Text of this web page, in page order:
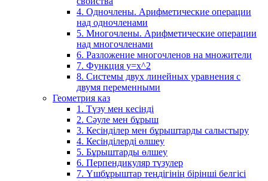
4. Одночлены. Арифметические операции
над одночленами
5. Многочлены. Арифметические операции
над многочленами
6. Разложение многочленов на множители
7. Функция y=x^2
8. Системы двух линейных уравнения с
двумя переменными
Геометрия каз
1. Түзу мен кесінді
2. Сәуле мен бұрыш
3. Кесінділер мен бұрыштарды салыстыру
4. Кесінділерді өлшеу
5. Бұрыштарды өлшеу
6. Перпендикуляр түзулер
7. Үшбұрыштар теңдігінің бірінші белгісі